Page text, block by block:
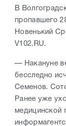
В
пропавшего
Новенький
V102.RU.
— Накануне
бесследно
Семенов.
Ранее уже
медицинской